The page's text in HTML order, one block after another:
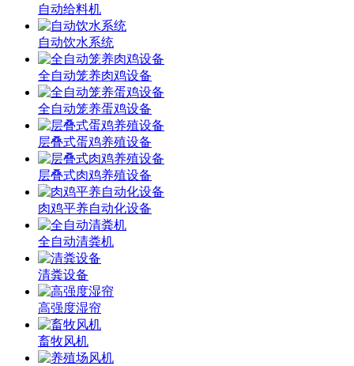
自动给料机
自动饮水系统
全自动笼养肉鸡设备
全自动笼养蛋鸡设备
层叠式蛋鸡养殖设备
层叠式肉鸡养殖设备
肉鸡平养自动化设备
全自动清粪机
清粪设备
高强度湿帘
畜牧风机